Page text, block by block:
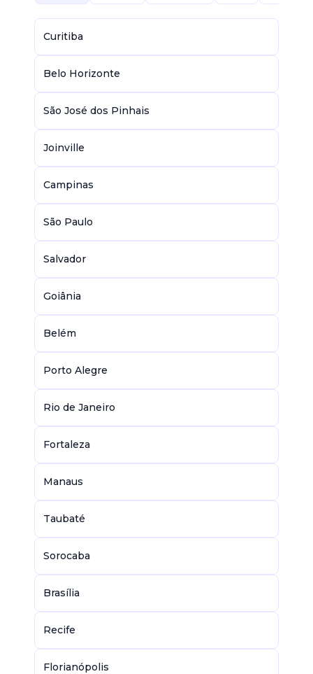
Curitiba
Belo Horizonte
São José dos Pinhais
Joinville
Campinas
São Paulo
Salvador
Goiânia
Belém
Porto Alegre
Rio de Janeiro
Fortaleza
Manaus
Taubaté
Sorocaba
Brasília
Recife
Florianópolis